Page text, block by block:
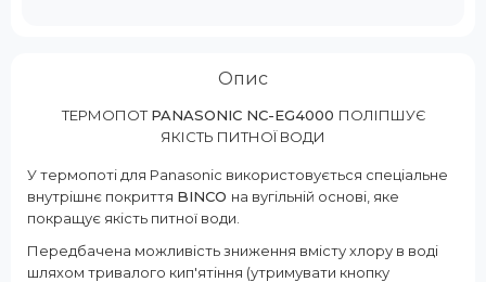
Опис
ТЕРМОПОТPANASONIC NC-EG4000 ПОЛІПШУЄ
ЯКІСТЬ ПИТНОЇ ВОДИ
У термопоті для Panasonic використовується спеціальне
внутрішнє покриття BINCO на вугільній основі, яке
покращує якість питної води.
Передбачена можливість зниження вмісту хлору в воді
шляхом тривалого кип'ятіння (утримувати кнопку